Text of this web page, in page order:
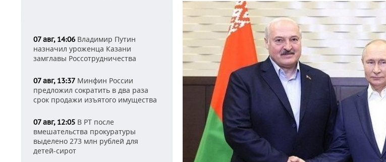
07 авг, 14:06 Владимир Путин
назначил уроженца Казани
замглавы Россотрудничества
07 авг, 13:37 Минфин России
предложил сократить в два раза
срок продажи изъятого имущества
07 авг, 12:05 В РТ после
вмешательства прокуратуры
выделено 273 млн рублей для
детей-сирот